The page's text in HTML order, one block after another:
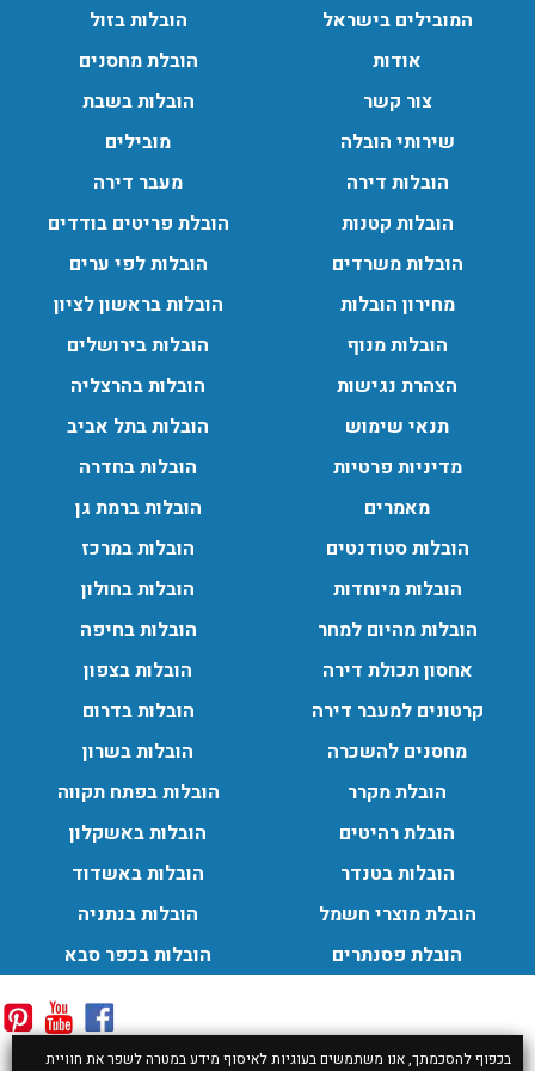
בכפוף להסכמתך, אנו משתמשים בעוגיות לאיסוף מידע במטרה לשפר את חוויית
המובילים בישראל
אודות
צור קשר
שירותי הובלה
הובלות דירה
הובלות קטנות
הובלות משרדים
מחירון הובלות
הובלות מנוף
הצהרת נגישות
תנאי שימוש
מדיניות פרטיות
מאמרים
הובלות סטודנטים
הובלות מיוחדות
הובלות מהיום למחר
אחסון תכולת דירה
קרטונים למעבר דירה
מחסנים להשכרה
הובלת מקרר
הובלת רהיטים
הובלות בטנדר
הובלת מוצרי חשמל
הובלת פסנתרים
הובלות בזול
הובלת מחסנים
הובלות בשבת
מובילים
מעבר דירה
הובלת פריטים בודדים
הובלות לפי ערים
הובלות בראשון לציון
הובלות בירושלים
הובלות בהרצליה
הובלות בתל אביב
הובלות בחדרה
הובלות ברמת גן
הובלות במרכז
הובלות בחולון
הובלות בחיפה
הובלות בצפון
הובלות בדרום
הובלות בשרון
הובלות בפתח תקווה
הובלות באשקלון
הובלות באשדוד
הובלות בנתניה
הובלות בכפר סבא